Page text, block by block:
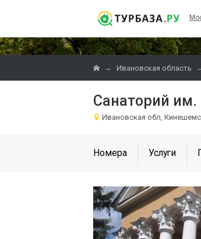
→ Ивановская область
Санаторий им.
Ивановская обл,
Номера Услуги